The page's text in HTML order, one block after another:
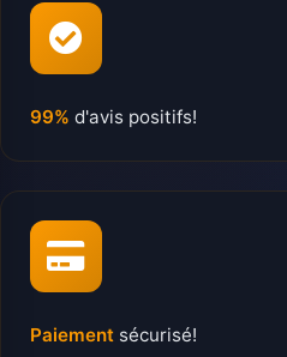
99% d'avis positifs!
Paiement sécurisé!